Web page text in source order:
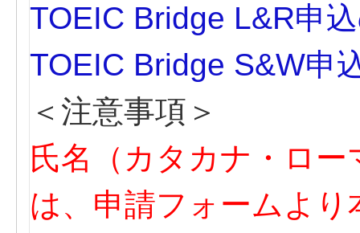
TOEIC Bridge L&R申
TOEIC Bridge S&W申
＜注意事項＞
氏名（カタカナ・ロ
は、申請フォームよ